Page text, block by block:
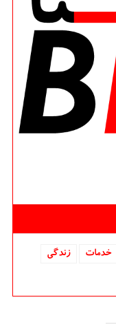
خدمات
زندگی